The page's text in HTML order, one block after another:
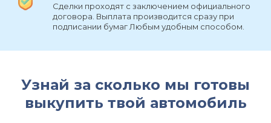
Сделки проходят с заключением официального
договора. Выплата производится сразу при
подписании бумаг Любым удобным способом.
Узнай за сколько мы готовы
выкупить твой автомобиль